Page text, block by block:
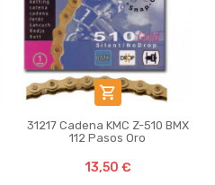

31217 Cadena KMC Z-510 BMX
112 Pasos Oro
13,50 €